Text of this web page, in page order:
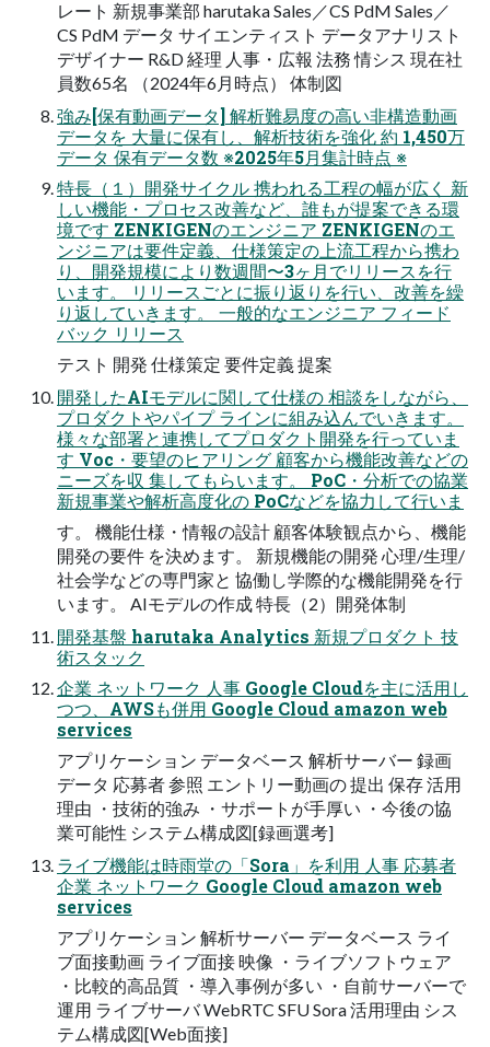
レート 新規事業部 harutaka Sales／CS PdM Sales／
CS PdM データ サイエンティスト データアナリスト
デザイナー R&D 経理 人事・広報 法務 情シス 現在社
員数65名 （2024年6月時点） 体制図
強み[保有動画データ] 解析難易度の高い非構造動画
データを 大量に保有し、解析技術を強化 約 1,450万
データ 保有データ数 ※2025年5月集計時点 ※
特長（１）開発サイクル 携われる工程の幅が広く 新
しい機能・プロセス改善など、誰もが提案できる環
境です ZENKIGENのエンジニア ZENKIGENのエ
ンジニアは要件定義、仕様策定の上流工程から携わ
り、開発規模により数週間〜3ヶ月でリリースを行
います。 リリースごとに振り返りを行い、改善を繰
り返していきます。 一般的なエンジニア フィード
バック リリース
テスト 開発 仕様策定 要件定義 提案
開発したAIモデルに関して仕様の 相談をしながら、
プロダクトやパイプ ラインに組み込んでいきます。
様々な部署と連携してプロダクト開発を行っていま
す Voc・要望のヒアリング 顧客から機能改善などの
ニーズを収 集してもらいます。 PoC・分析での協業
新規事業や解析高度化の PoCなどを協力して行いま
す。 機能仕様・情報の設計 顧客体験観点から、機能
開発の要件 を決めます。 新規機能の開発 心理/生理/
社会学などの専門家と 協働し学際的な機能開発を行
います。 AIモデルの作成 特長（2）開発体制
開発基盤 harutaka Analytics 新規プロダクト 技
術スタック
企業 ネットワーク 人事 Google Cloudを主に活用し
つつ、AWSも併用 Google Cloud amazon web
services
アプリケーション データベース 解析サーバー 録画
データ 応募者 参照 エントリー動画の 提出 保存 活用
理由 ・技術的強み ・サポートが手厚い ・今後の協
業可能性 システム構成図[録画選考]
ライブ機能は時雨堂の「Sora」を利用 人事 応募者
企業 ネットワーク Google Cloud amazon web
services
アプリケーション 解析サーバー データベース ライ
ブ面接動画 ライブ面接 映像 ・ライブソフトウェア
・比較的高品質 ・導入事例が多い ・自前サーバーで
運用 ライブサーバ WebRTC SFU Sora 活用理由 シス
テム構成図[Web面接]